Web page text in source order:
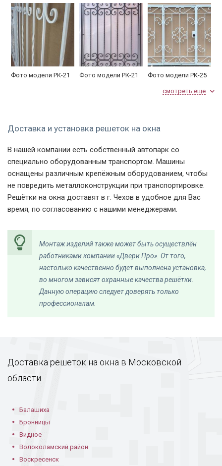
Фото модели РК-21 Фото модели РК-21 Фото модели РК-25
Нестандартная
решетка на базе
Фото модели РК-28 Фото модели РК-33
Фото модели РК-33 Фото модели РК-35
Фото модели РК-35 -
кованый элемент
Фото модели РК-35 -
Фото модели РК-35 -
смотреть еще
Доставка и установка решеток на окна
В нашей компании есть собственный автопарк со
специально оборудованным транспортом. Машины
оснащены различным крепёжным оборудованием, чтобы
не повредить металлоконструкции при транспортировке.
Решётки на окна доставят в г. Чехов в удобное для Вас
время, по согласованию с нашими менеджерами.
Монтаж изделий также может быть осуществлён
работниками компании «Двери Про». От того,
настолько качественно будет выполнена установка,
во многом зависят охранные качества решётки.
Данную операцию следует доверять только
профессионалам.
Доставка решеток на окна в Московской
области
Балашиха
Бронницы
Видное
Волоколамский район
Воскресенск